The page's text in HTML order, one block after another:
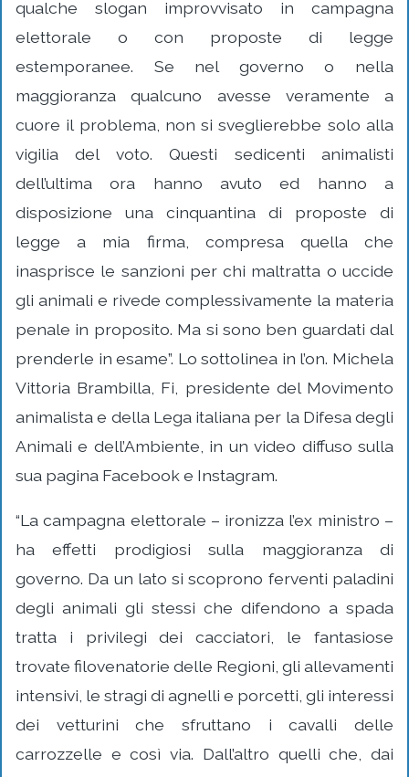
qualche slogan improvvisato in campagna
elettorale o con proposte di legge
estemporanee. Se nel governo o nella
maggioranza qualcuno avesse veramente a
cuore il problema, non si sveglierebbe solo alla
vigilia del voto. Questi sedicenti animalisti
dell’ultima ora hanno avuto ed hanno a
disposizione una cinquantina di proposte di
legge a mia firma, compresa quella che
inasprisce le sanzioni per chi maltratta o uccide
gli animali e rivede complessivamente la materia
penale in proposito. Ma si sono ben guardati dal
prenderle in esame”. Lo sottolinea in l’on. Michela
Vittoria Brambilla, Fi, presidente del Movimento
animalista e della Lega italiana per la Difesa degli
Animali e dell’Ambiente, in un video diffuso sulla
sua pagina Facebooke Instagram.
“La campagna elettorale – ironizza l’ex ministro –
ha effetti prodigiosi sulla maggioranza di
governo. Da un lato si scoprono ferventi paladini
degli animali gli stessi che difendono a spada
tratta i privilegi dei cacciatori, le fantasiose
trovate filovenatorie delle Regioni, gli allevamenti
intensivi, le stragi di agnelli e porcetti, gli interessi
dei vetturini che sfruttano i cavalli delle
carrozzelle e così via. Dall’altro quelli che, dai